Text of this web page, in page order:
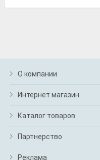
О компании
Интернет магазин
Каталог товаров
Партнерство
Реклама